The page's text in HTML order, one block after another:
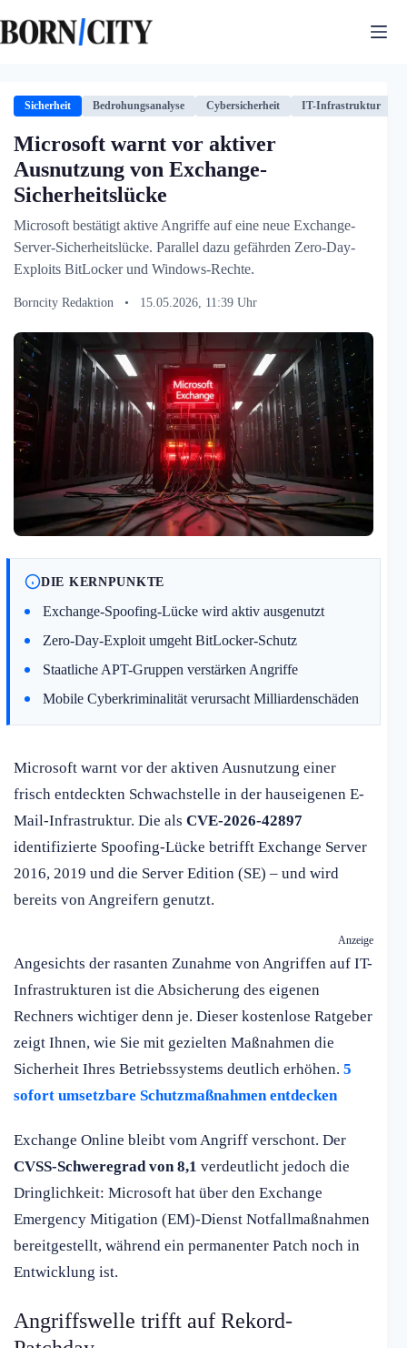
Inhalt
springen
Sicherheit Bedrohungsanalyse Cybersicherheit IT-Infrastruktur
Microsoft warnt vor aktiver
Ausnutzung von Exchange-
Sicherheitslücke
Microsoft bestätigt aktive Angriffe auf eine neue Exchange-
Server-Sicherheitslücke. Parallel dazu gefährden Zero-Day-
Exploits BitLocker und Windows-Rechte.
Borncity Redaktion • 15.05.2026, 11:39 Uhr
DIE KERNPUNKTE
Exchange-Spoofing-Lücke wird aktiv ausgenutzt
Zero-Day-Exploit umgeht BitLocker-Schutz
Staatliche APT-Gruppen verstärken Angriffe
Mobile Cyberkriminalität verursacht Milliardenschäden
Microsoft warnt vor der aktiven Ausnutzung einer
frisch entdeckten Schwachstelle in der hauseigenen E-
Mail-Infrastruktur. Die als CVE-2026-42897
identifizierte Spoofing-Lücke betrifft Exchange Server
2016, 2019 und die Server Edition (SE) – und wird
bereits von Angreifern genutzt.
Anzeige
Angesichts der rasanten Zunahme von Angriffen auf IT-
Infrastrukturen ist die Absicherung des eigenen
Rechners wichtiger denn je. Dieser kostenlose Ratgeber
zeigt Ihnen, wie Sie mit gezielten Maßnahmen die
Sicherheit Ihres Betriebssystems deutlich erhöhen. 5
sofort umsetzbare Schutzmaßnahmen entdecken
Exchange Online bleibt vom Angriff verschont. Der
CVSS-Schweregrad von 8,1 verdeutlicht jedoch die
Dringlichkeit: Microsoft hat über den Exchange
Emergency Mitigation (EM)-Dienst Notfallmaßnahmen
bereitgestellt, während ein permanenter Patch noch in
Entwicklung ist.
Angriffswelle trifft auf Rekord-